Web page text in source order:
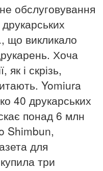
обслуговування
що викликало
Хоча
як і скрізь,
Yomiura
40 друкарських
понад 6 млн
Shimbun,
для
три